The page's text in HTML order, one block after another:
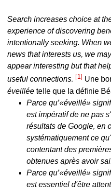
Search increases choice at
experience of discovering
intentionally seeking. When
news that interests us, we
appear interesting but that
useful connections.
1 Une
éveillée telle que la définie
Parce qu’«éveillé»
est impératif de ne pas
résultats de Google, en
systématiquement ce
contentant des
obtenues après avoir
Parce qu’«éveillé»
est essentiel d'être